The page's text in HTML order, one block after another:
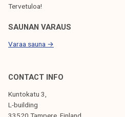
S
Tervetuloa!
SAUNAN VARAUS
Varaa sauna →
CONTACT INFO
Kuntokatu 3,
L-building